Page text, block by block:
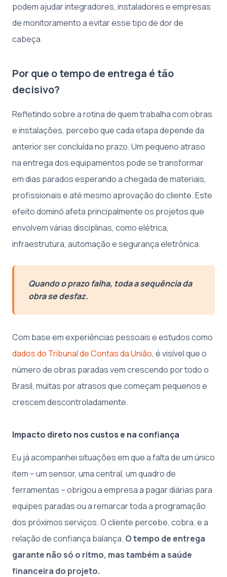
podem ajudar integradores, instaladores e empresas
de monitoramento a evitar esse tipo de dor de
cabeça.
Por que o tempo de entrega é tão
decisivo?
Refletindo sobre a rotina de quem trabalha com obras
e instalações, percebo que cada etapa depende da
anterior ser concluída no prazo. Um pequeno atraso
na entrega dos equipamentos pode se transformar
em dias parados esperando a chegada de materiais,
profissionais e até mesmo aprovação do cliente. Este
efeito dominó afeta principalmente os projetos que
envolvem várias disciplinas, como elétrica,
infraestrutura, automação e segurança eletrônica.
Quando o prazo falha, toda a sequência da
obra se desfaz.
Com base em experiências pessoais e estudos como
dados do Tribunal de Contas da União, é visível que o
número de obras paradas vem crescendo por todo o
Brasil, muitas por atrasos que começam pequenos e
crescem descontroladamente.
Impacto direto nos custos e na confiança
Eu já acompanhei situações em que a falta de um único
item – um sensor, uma central, um quadro de
ferramentas – obrigou a empresa a pagar diárias para
equipes paradas ou a remarcar toda a programação
dos próximos serviços. O cliente percebe, cobra, e a
relação de confiança balança. O tempo de entrega
garante não só o ritmo, mas também a saúde
financeira do projeto.